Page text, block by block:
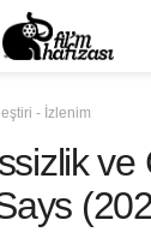
- İzlenim